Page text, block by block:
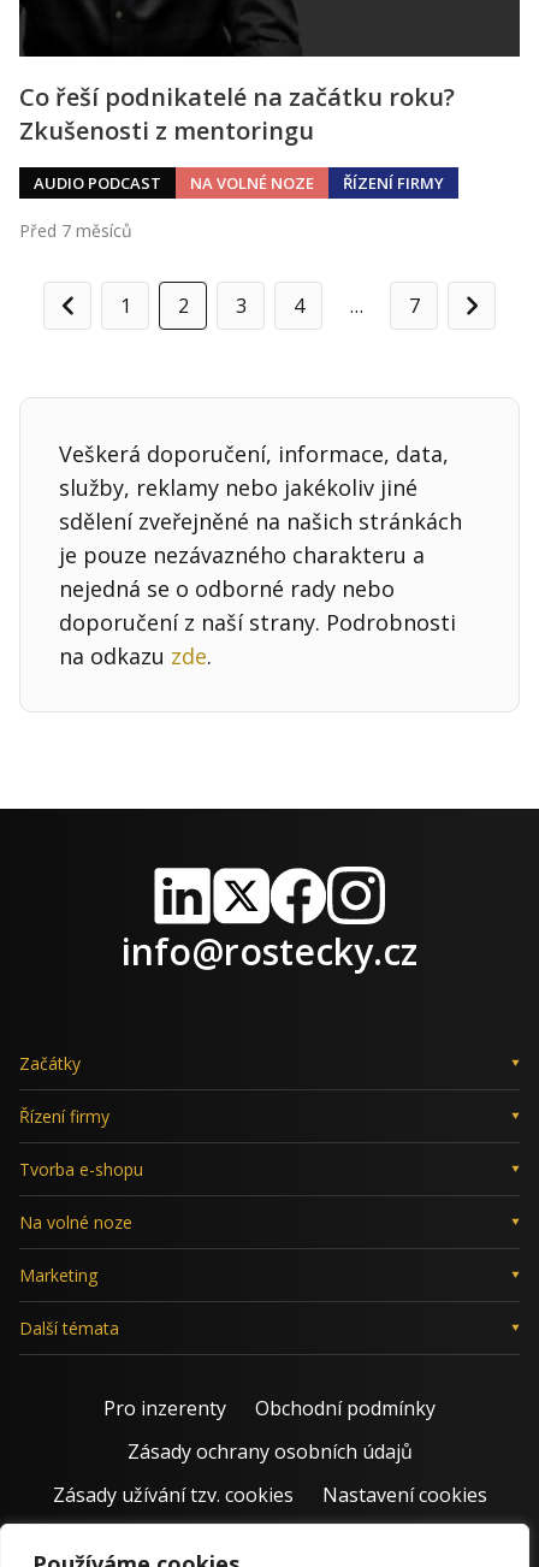
Co řeší podnikatelé na začátku roku?
Zkušenosti z mentoringu
AUDIO PODCAST NA VOLNÉ NOZE ŘÍZENÍ FIRMY
Před 7 měsíců
Předchozí
1 2 3 4 … 7
Další
Veškerá doporučení, informace, data,
služby, reklamy nebo jakékoliv jiné
sdělení zveřejněné na našich stránkách
je pouze nezávazného charakteru a
nejedná se o odborné rady nebo
doporučení z naší strany. Podrobnosti
na odkazu zde.
LinkedIn
X FacebookInstagram
info@rostecky.cz
Začátky
Řízení firmy
Tvorba e-shopu
Na volné noze
Marketing
Další témata
Pro inzerenty
Obchodní podmínky
Zásady ochrany osobních údajů
Zásady užívání tzv. cookies
Nastavení cookies